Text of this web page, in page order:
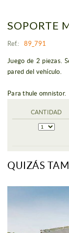
SOPORTE
Ref.: 89_791
Juego de 2 piezas.
pared del vehículo.
Para thule omnistor.
CANTIDAD
QUIZÁS